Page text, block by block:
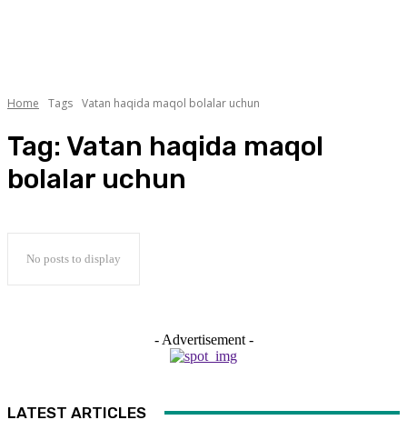
Home Tags Vatan haqida maqol bolalar uchun
Tag: Vatan haqida maqol
bolalar uchun
No posts to display
- Advertisement -
LATEST ARTICLES